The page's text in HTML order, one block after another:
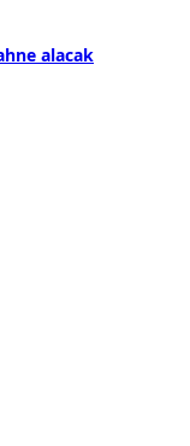
alacak